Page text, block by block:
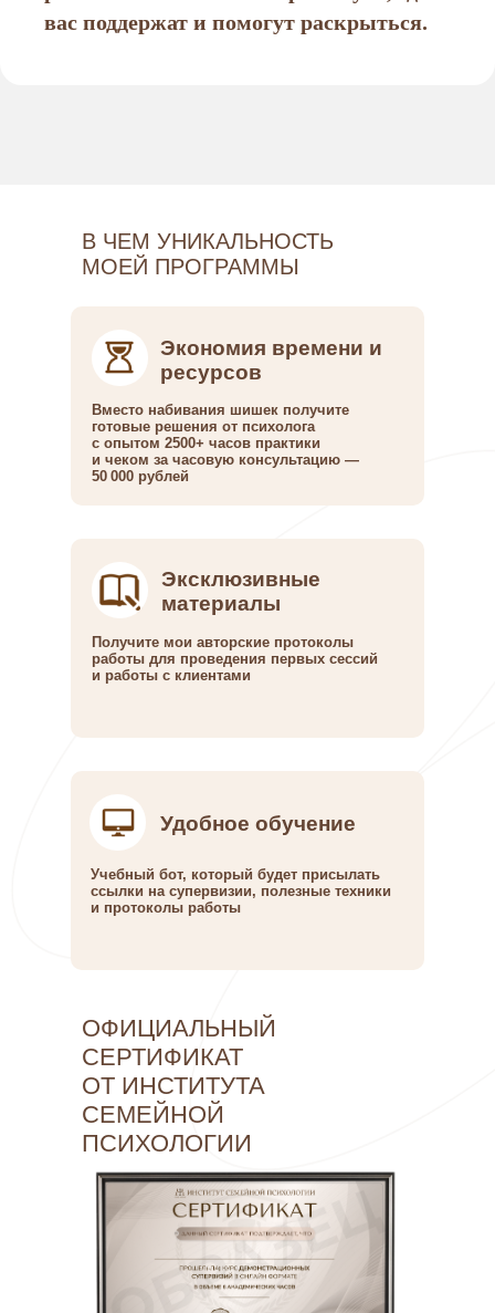
вас поддержат и помогут раскрыться.
В ЧЕМ УНИКАЛЬНОСТЬ
МОЕЙ ПРОГРАММЫ
ОФИЦИАЛЬНЫЙ
СЕРТИФИКАТ
ОТ ИНСТИТУТА
СЕМЕЙНОЙ
ПСИХОЛОГИИ
Экономия времени и
ресурсов
Вместо набивания шишек получите
готовые решения от психолога
с опытом 2500+ часов практики
и чеком за часовую консультацию —
50 000 рублей
Удобное обучение
Учебный бот, который будет присылать
ссылки на супервизии, полезные техники
и протоколы работы
Эксклюзивные
материалы
Получите мои авторские протоколы
работы для проведения первых сессий
и работы с клиентами